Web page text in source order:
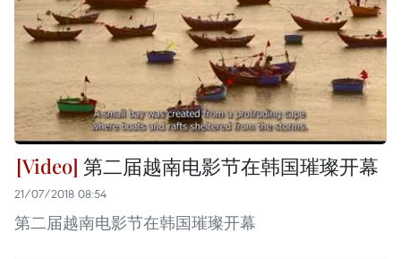
第二届越南电影节在韩国璀璨开幕
21/07/2018 08:54
第二届越南电影节在韩国璀璨开幕